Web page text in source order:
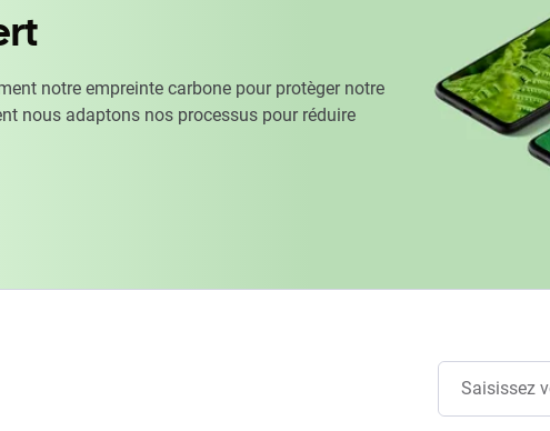
notre empreinte carbone pour protèger notre
nous adaptons nos processus pour réduire